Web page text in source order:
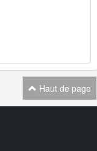
Haut de page